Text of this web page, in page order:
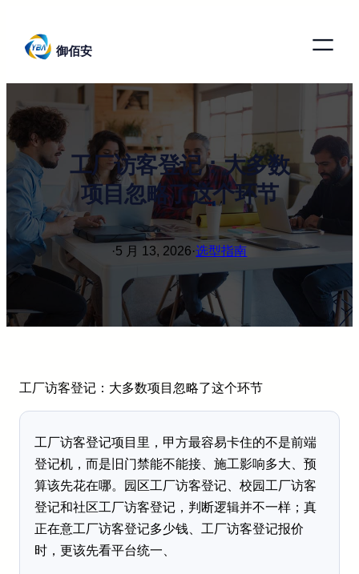
御佰安
工厂访客登记：大多数
项目忽略了这个环节
·5 月 13, 2026·选型指南
工厂访客登记：大多数项目忽略了这个环节
工厂访客登记项目里，甲方最容易卡住的不是前端
登记机，而是旧门禁能不能接、施工影响多大、预
算该先花在哪。园区工厂访客登记、校园工厂访客
登记和社区工厂访客登记，判断逻辑并不一样；真
正在意工厂访客登记多少钱、工厂访客登记报价
时，更该先看平台统一、